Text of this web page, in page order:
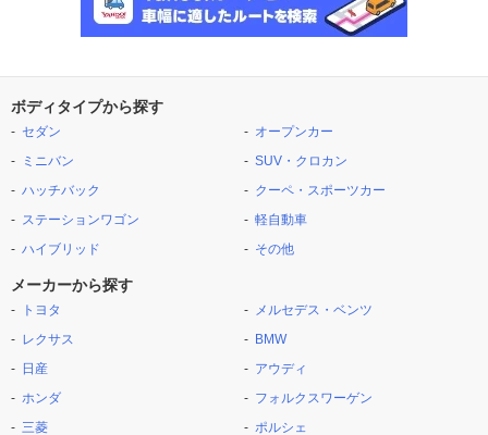
ボディタイプから探す
セダン
ミニバン
ハッチバック
ステーションワゴン
ハイブリッド
オープンカー
SUV・クロカン
クーペ・スポーツカー
軽自動車
その他
メーカーから探す
トヨタ
レクサス
日産
ホンダ
三菱
メルセデス・ベンツ
BMW
アウディ
フォルクスワーゲン
ポルシェ